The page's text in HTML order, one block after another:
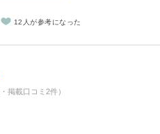
12人が参考になった
掲載口コミ2件）